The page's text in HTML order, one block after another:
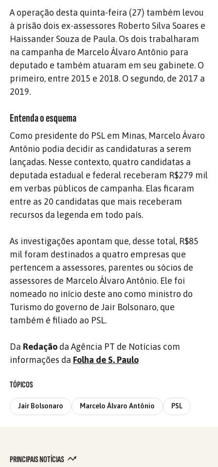
A operação desta quinta-feira (27) também levou
à prisão dois ex-assessores Roberto Silva Soares e
Haissander Souza de Paula. Os dois trabalharam
na campanha de Marcelo Álvaro Antônio para
deputado e também atuaram em seu gabinete. O
primeiro, entre 2015 e 2018. O segundo, de 2017 a
2019.
Entenda o esquema
Como presidente do PSL em Minas, Marcelo Ávaro
Antônio podia decidir as candidaturas a serem
lançadas. Nesse contexto, quatro candidatas a
deputada estadual e federal receberam R$279 mil
em verbas públicos de campanha. Elas ficaram
entre as 20 candidatas que mais receberam
recursos da legenda em todo país.
As investigações apontam que, desse total, R$85
mil foram destinados a quatro empresas que
pertencem a assessores, parentes ou sócios de
assessores de Marcelo Álvaro Antônio. Ele foi
nomeado no início deste ano como ministro do
Turismo do governo de Jair Bolsonaro, que
também é filiado ao PSL.
Da Redação da Agência PT de Notícias com
informações da Folha de S. Paulo
TÓPICOS
Jair Bolsonaro Marcelo Álvaro Antônio PSL
PRINCIPAIS NOTÍCIAS